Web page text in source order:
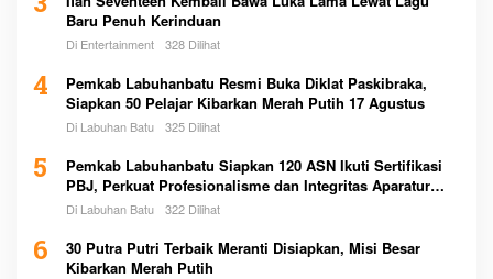
Baru Penuh Kerinduan
Di Entertainment 328 Dilihat
4
Pemkab Labuhanbatu Resmi Buka Diklat Paskibraka,
Siapkan 50 Pelajar Kibarkan Merah Putih 17 Agustus
Di Labuhan Batu 325 Dilihat
5
Pemkab Labuhanbatu Siapkan 120 ASN Ikuti Sertifikasi
PBJ, Perkuat Profesionalisme dan Integritas Aparatur
Pemerintah
Di Labuhan Batu 322 Dilihat
6
30 Putra Putri Terbaik Meranti Disiapkan, Misi Besar
Kibarkan Merah Putih